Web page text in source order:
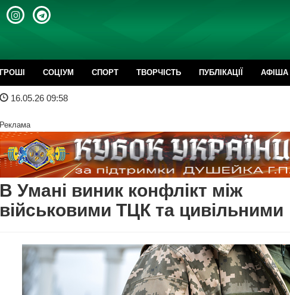
ГРОШІ CОЦІУМ СПОРТ ТВОРЧІСТЬ ПУБЛІКАЦІЇ АФІША
16.05.26 09:58
Реклама
В Умані виник конфлікт між
військовими ТЦК та цивільними